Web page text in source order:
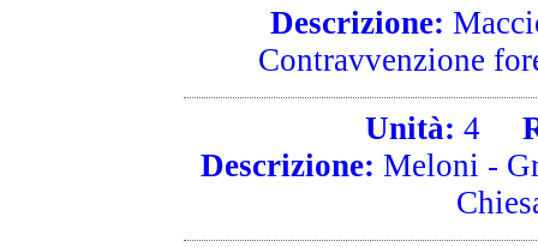
Descrizione:
Contravvenzione
Unità: 4
Descrizione: Meloni -